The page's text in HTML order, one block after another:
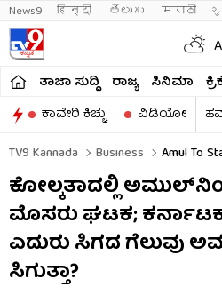
News9 हिन्दी తెలుగు मराठी
ತಾಜಾ ಸುದ್ದಿ ರಾಜ್ಯ ಸಿನಿಮಾ
ಕಾವೇರಿ ಕಿಚ್ಚು
ವಿಡಿಯೋ
TV9 Kannada
Business Amul To
ಕೋಲ್ಕತಾದಲ್ಲಿ
ಮೊಸರು ಘಟಕ;
ಎದುರು ಸಿಗದ ಗೆಲುವು
ಸಿಗುತ್ತಾ?